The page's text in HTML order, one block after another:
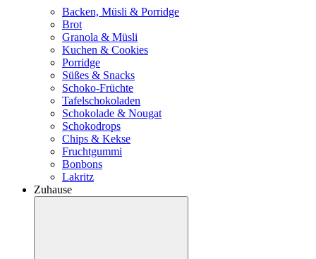
Backen, Müsli & Porridge
Brot
Granola & Müsli
Kuchen & Cookies
Porridge
Süßes & Snacks
Schoko-Früchte
Tafelschokoladen
Schokolade & Nougat
Schokodrops
Chips & Kekse
Fruchtgummi
Bonbons
Lakritz
Zuhause